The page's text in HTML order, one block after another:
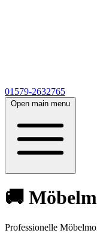
01579-2632765
Open main menu
🚚
Professionelle